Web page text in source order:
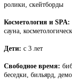
ролики, скейтборды
Косметология и SPA:
сауна,
Дети: с 3 лет
Свободное время:
беседки, бильярд,